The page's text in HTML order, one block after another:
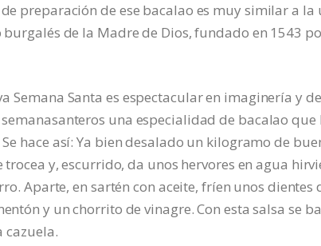
preparación de ese bacalao es muy similar a
de la Madre de Dios, fundado en 1543
Semana Santa es espectacular en imaginería y
una especialidad de bacalao que
Se hace así: Ya bien desalado un kilogramo de
y, escurrido, da unos hervores en agua
Aparte, en sartén con aceite, fríen unos
y un chorrito de vinagre. Con esta salsa se
cazuela.